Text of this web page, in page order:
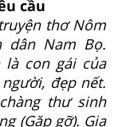
cầu
thơ Nôm
dân Nam Bọ.
là con gái của
đẹp nết.
thư sinh
(Gặp gỡ). Gia